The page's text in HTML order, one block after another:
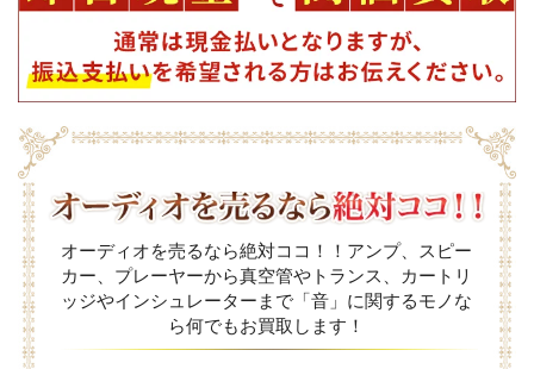
オーディオを売るなら絶対ココ！！アンプ、スピー
カー、プレーヤーから真空管やトランス、カートリ
ッジやインシュレーターまで「音」に関するモノな
ら何でもお買取します！